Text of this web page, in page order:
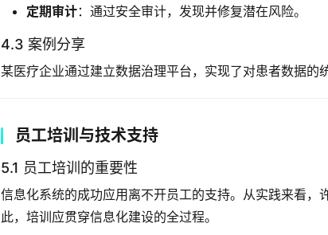
定期审计：通过安全审计，发现并修复潜在风险。
4.3 案例分享
某医疗企业通过建立数据治理平台，实现了对患者数据的
员工培训与技术支持
5.1 员工培训的重要性
信息化系统的成功应用离不开员工的支持。从实践来看
此，培训应贯穿信息化建设的全过程。